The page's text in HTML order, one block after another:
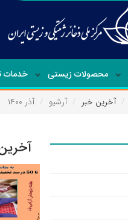
محصولات زیستی
آخرین خبر آرشیو آذر ۱۴۰۰